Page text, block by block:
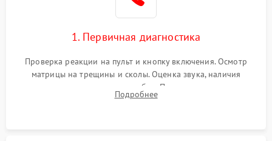
1. Первичная диагностика
Проверка реакции на пульт и кнопку включения. Осмотр
матрицы на трещины и сколы. Оценка звука, наличия
подсветки и индикаторов ошибок. Подключение тестовых
источников сигнала для выявления симптомов поломки.
Подробнее